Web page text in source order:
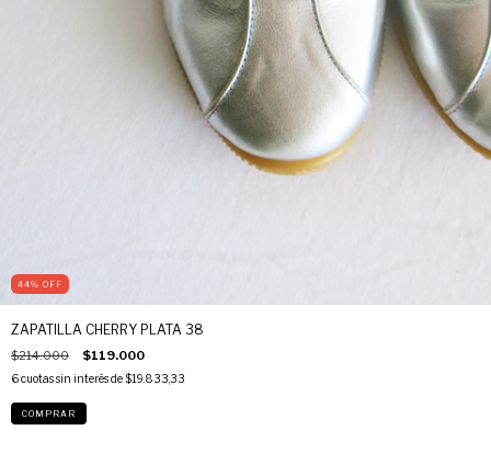
44% OFF
ZAPATILLA CHERRY PLATA 38
$214.000 $119.000
6cuotas sin interés de$19.833,33
COMPRAR